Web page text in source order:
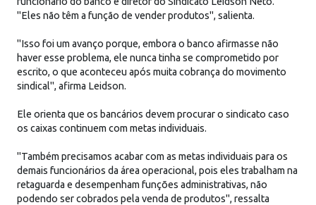
"Eles não têm a função de vender produtos", salienta.
"Isso foi um avanço porque, embora o banco afirmasse não
haver esse problema, ele nunca tinha se comprometido por
escrito, o que aconteceu após muita cobrança do movimento
sindical", afirma Leidson.
Ele orienta que os bancários devem procurar o sindicato caso
os caixas continuem com metas individuais.
"Também precisamos acabar com as metas individuais para os
demais funcionários da área operacional, pois eles trabalham na
retaguarda e desempenham funções administrativas, não
podendo ser cobrados pela venda de produtos", ressalta